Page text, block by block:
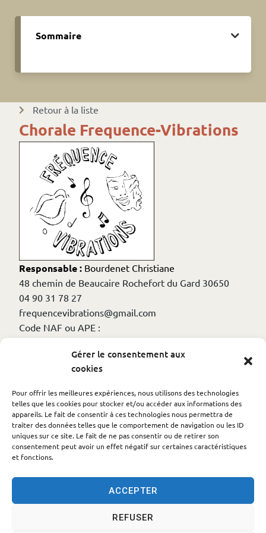
Gérer le consentement aux
cookies
Pour offrir les meilleures expériences, nous utilisons des technologies
telles que les cookies pour stocker et/ou accéder aux informations des
appareils. Le fait de consentir à ces technologies nous permettra de
traiter des données telles que le comportement de navigation ou les ID
uniques sur ce site. Le fait de ne pas consentir ou de retirer son
consentement peut avoir un effet négatif sur certaines caractéristiques
et fonctions.
ACCEPTER
REFUSER
Sommaire
Retour à la liste
Chorale Frequence-Vibrations
Responsable : Bourdenet Christiane
48 chemin de Beaucaire Rochefort du Gard 30650
04 90 31 78 27
frequencevibrations@gmail.com
Code NAF ou APE :
Numéro de déclaration en préfecture : w302003288
Date de déclaration en préfecture : 2017-12-04
Code NAF ou APE : 9499Z
Politique des cookies